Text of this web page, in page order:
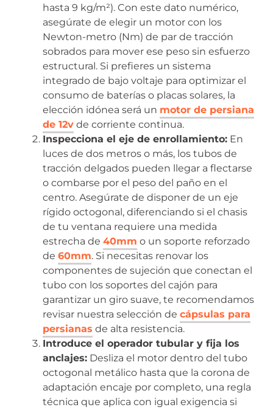
hasta 9 kg/m²). Con este dato numérico,
asegúrate de elegir un motor con los
Newton-metro (Nm) de par de tracción
sobrados para mover ese peso sin esfuerzo
estructural. Si prefieres un sistema
integrado de bajo voltaje para optimizar el
consumo de baterías o placas solares, la
elección idónea será un motor de persiana
de 12v de corriente continua.
Inspecciona el eje de enrollamiento: En
luces de dos metros o más, los tubos de
tracción delgados pueden llegar a flectarse
o combarse por el peso del paño en el
centro. Asegúrate de disponer de un eje
rígido octogonal, diferenciando si el chasis
de tu ventana requiere una medida
estrecha de 40mm o un soporte reforzado
de 60mm. Si necesitas renovar los
componentes de sujeción que conectan el
tubo con los soportes del cajón para
garantizar un giro suave, te recomendamos
revisar nuestra selección de cápsulas para
persianas de alta resistencia.
Introduce el operador tubular y fija los
anclajes: Desliza el motor dentro del tubo
octogonal metálico hasta que la corona de
adaptación encaje por completo, una regla
técnica que aplica con igual exigencia si